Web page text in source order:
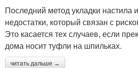
Последний метод укладки настила
недостатки, который связан с
Это касается тех случаев, если
дома носит туфли на шпильках.
читать дальше →